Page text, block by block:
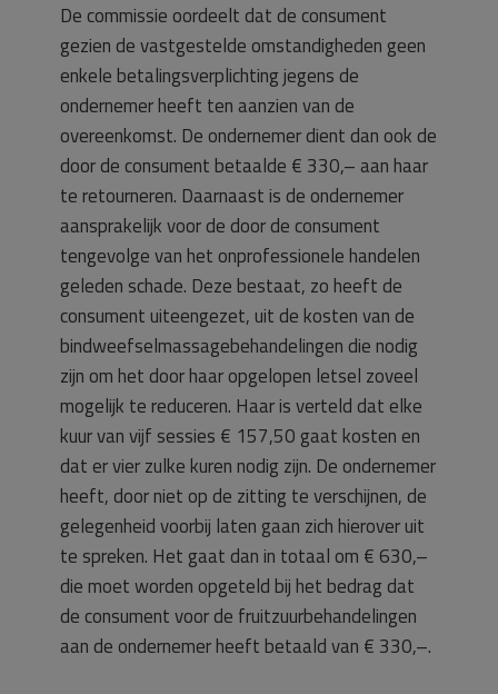
De commissie oordeelt dat de consument
gezien de vastgestelde omstandigheden geen
enkele betalingsverplichting jegens de
ondernemer heeft ten aanzien van de
overeenkomst. De ondernemer dient dan ook de
door de consument betaalde € 330,– aan haar
te retourneren. Daarnaast is de ondernemer
aansprakelijk voor de door de consument
tengevolge van het onprofessionele handelen
geleden schade. Deze bestaat, zo heeft de
consument uiteengezet, uit de kosten van de
bindweefselmassagebehandelingen die nodig
zijn om het door haar opgelopen letsel zoveel
mogelijk te reduceren. Haar is verteld dat elke
kuur van vijf sessies € 157,50 gaat kosten en
dat er vier zulke kuren nodig zijn. De ondernemer
heeft, door niet op de zitting te verschijnen, de
gelegenheid voorbij laten gaan zich hierover uit
te spreken. Het gaat dan in totaal om € 630,–
die moet worden opgeteld bij het bedrag dat
de consument voor de fruitzuurbehandelingen
aan de ondernemer heeft betaald van € 330,–.